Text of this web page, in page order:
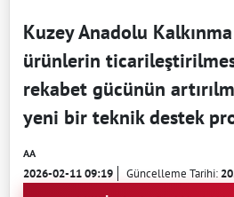
Kuzey Anadolu
ürünlerin
rekabet gücünün
yeni bir teknik destek
AA
2026-02-11 09:19 Güncelleme Tarihi: